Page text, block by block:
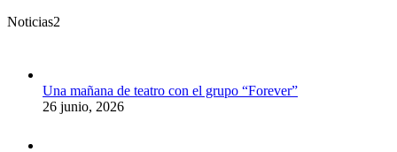
Noticias2
Una mañana de teatro con el grupo “Forever”
26 junio, 2026